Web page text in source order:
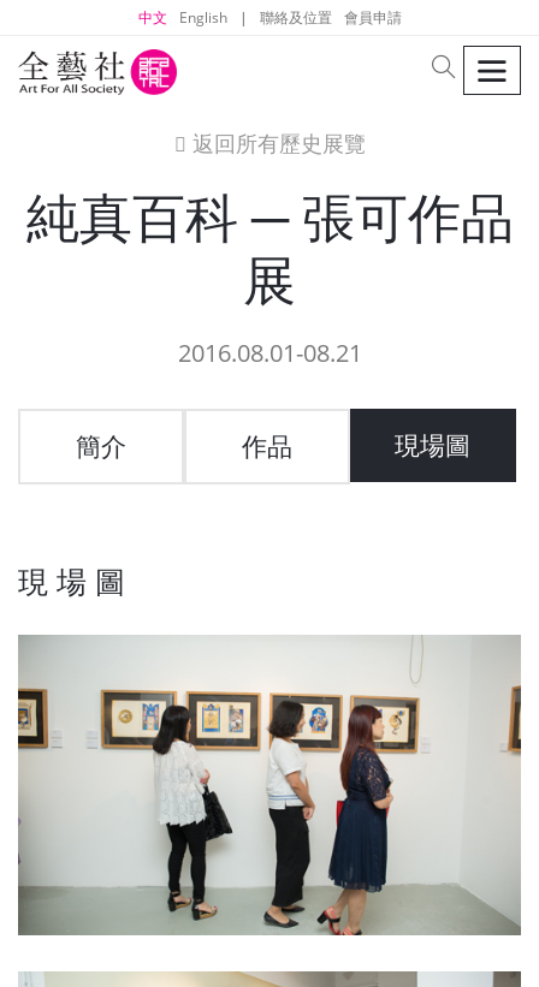
中文 English | 聯絡及位置 會員申請
search
icon
返回所有歷史展覽
純真百科 ─ 張可作品
展
2016.08.01-08.21
簡介 作品 現場圖
現 場 圖